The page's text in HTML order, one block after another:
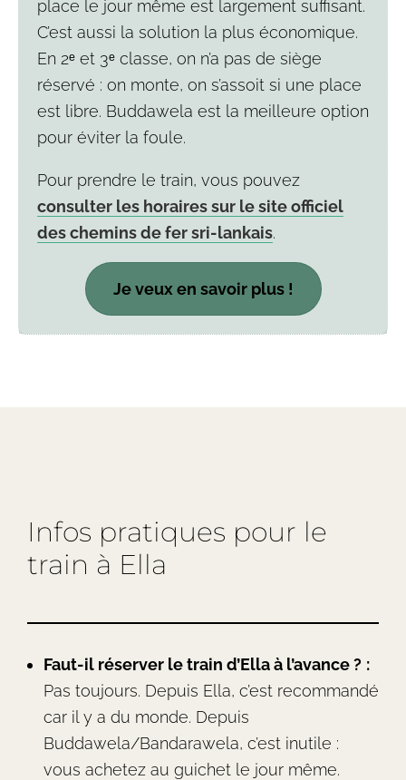
place le jour même est largement suffisant.
C’est aussi la solution la plus économique.
En 2ᵉ et 3ᵉ classe, on n’a pas de siège
réservé : on monte, on s’assoit si une place
est libre. Buddawela est la meilleure option
pour éviter la foule.
Pour prendre le train, vous pouvez
consulter les horaires sur le site officiel
des chemins de fer sri-lankais.
Je veux en savoir plus !
Infos pratiques pour le
train à Ella
Faut-il réserver le train d’Ella à l’avance ? :
Pas toujours. Depuis Ella, c’est recommandé
car il y a du monde. Depuis
Buddawela/Bandarawela, c’est inutile :
vous achetez au guichet le jour même.